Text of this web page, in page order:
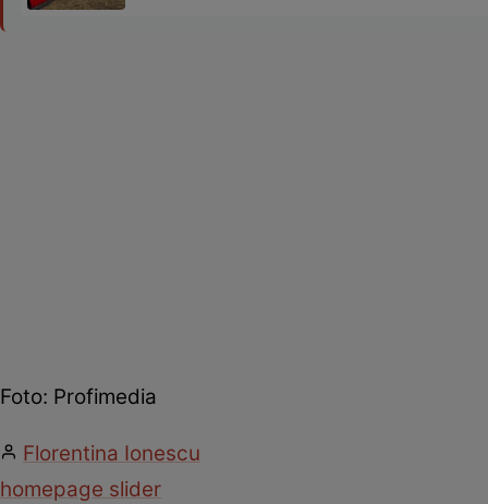
Foto: Profimedia
Florentina Ionescu
homepage slider